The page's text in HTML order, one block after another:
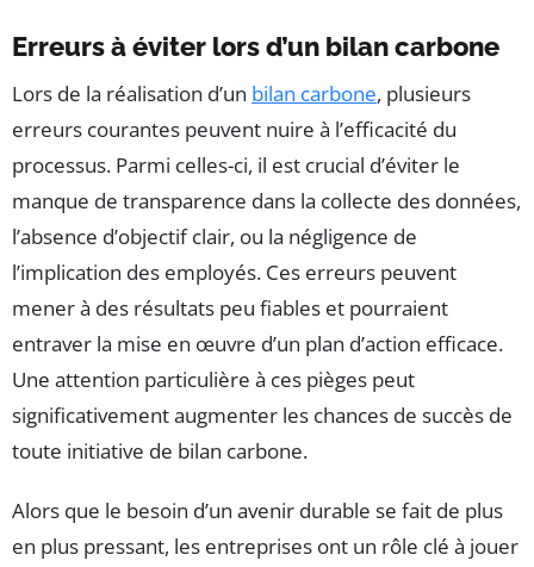
Erreurs à éviter lors d’un bilan carbone
Lors de la réalisation d’un bilan carbone, plusieurs
erreurs courantes peuvent nuire à l’efficacité du
processus. Parmi celles-ci, il est crucial d’éviter le
manque de transparence dans la collecte des données,
l’absence d’objectif clair, ou la négligence de
l’implication des employés. Ces erreurs peuvent
mener à des résultats peu fiables et pourraient
entraver la mise en œuvre d’un plan d’action efficace.
Une attention particulière à ces pièges peut
significativement augmenter les chances de succès de
toute initiative de bilan carbone.
Alors que le besoin d’un avenir durable se fait de plus
en plus pressant, les entreprises ont un rôle clé à jouer